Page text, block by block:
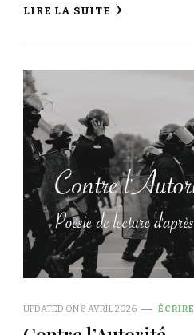
LIRE LA SUITE
UPDATED ON 8 AVRIL 2026 ÉCRIRE